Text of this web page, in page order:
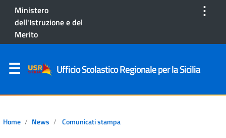
Ministero
dell'Istruzione e del
Merito
⋮
Ufficio Scolastico Regionale per la Sicilia
Home News Comunicati stampa